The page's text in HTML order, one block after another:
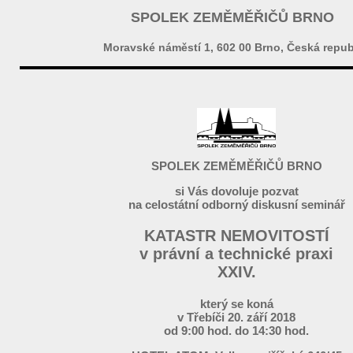
SPOLEK ZEMĚMĚŘIČŮ BRNO
Moravské náměstí 1, 602 00 Brno, Česká
SPOLEK ZEMĚMĚŘIČŮ BRNO
si Vás dovoluje pozvat
na celostátní odborný diskusní seminář
KATASTR NEMOVITOSTÍ
v právní a technické praxi
XXIV.
který se koná
v Třebíči 20. září 2018
od 9:00 hod. do 14:30 hod.